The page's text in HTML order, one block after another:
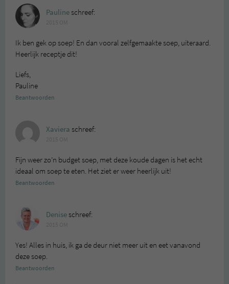
Paulineschreef:
Ik ben gek op soep! En dan vooral zelfgemaakte soep, uiteraard.
Heerlijk receptje dit!
Liefs,
Pauline
Beantwoorden
Xaviera schreef:
Fijn weer zo’n budget soep, met deze koude dagen is het echt
ideaal om soep te eten. Het ziet er weer heerlijk uit!
Beantwoorden
Deniseschreef:
Yes! Alles in huis, ik ga de deur niet meer uit en eet vanavond
deze soep.
Beantwoorden